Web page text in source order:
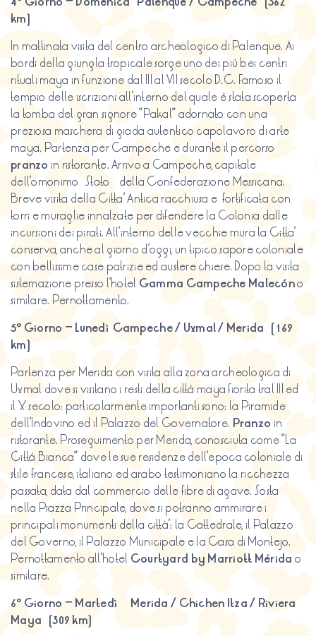
km)
In mattinata visita del centro archeologico di Palenque. Ai
bordi della giungla tropicale sorge uno dei piú bei centri
rituali maya in funzione dal III al VII secolo D.C. Famoso il
tempio delle iscrizioni all’interno del quale é stata scoperta
la tomba del gran signore “Pakal” adornato con una
preziosa maschera di giada autentico capolavoro di arte
maya. Partenza per Campeche e durante il percorso
pranzo in ristorante. Arrivo a Campeche, capitale
dell’omonimo Stato della Confederazione Messicana.
Breve visita della Citta’ Antica racchiusa e fortificata con
torri e muraglie innalzate per difendere la Colonia dalle
incursioni dei pirati. All’interno delle vecchie mura la Citta’
conserva, anche al giorno d’oggi, un tipico sapore coloniale
con bellissime case patrizie ed austere chiese. Dopo la visita
sistemazione presso l’hotel Gamma Campeche Malecóno
similare. Pernottamento.
5º Giorno – Lunedì Campeche / Uxmal / Merida (169
km)
Partenza per Merida con visita alla zona archeologica di
Uxmal dove si visitano i resti della cittá maya fiorita tral III ed
il X secolo: particolarmente importanti sono: la Piramide
dell’Indovino ed il Palazzo del Governatore. Pranzo in
ristorante. Proseguimento per Merida, conosciuta come “La
Cittá Bianca” dove le sue residenze dell’epoca coloniale di
stile francese, italiano ed arabo testimoniano la ricchezza
passata, data dal commercio delle fibre di agave. Sosta
nella Piazza Principale, dove si potranno ammirare i
principali monumenti della città’: la Cattedrale, il Palazzo
del Governo, il Palazzo Municipale e la Casa di Montejo.
Pernottamento all’hotel Courtyard by Marriott Mérida o
similare.
6º Giorno – Martedì Merida / Chichen Itza / Riviera
Maya (309 km)